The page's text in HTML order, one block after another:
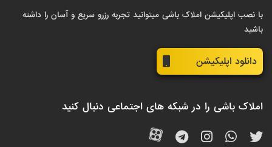
با نصب اپلیکیشن املاک باشی میتوانید تجربه رزرو سریع و آسان را داشته
باشید
دانلود اپلیکیشن
املاک باشی را در شبکه های اجتماعی دنبال کنید